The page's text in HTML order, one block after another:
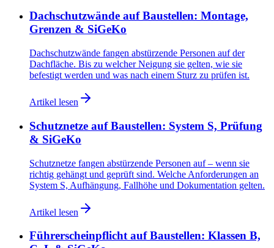
Dachschutzwände auf Baustellen: Montage,
Grenzen & SiGeKo
Dachschutzwände fangen abstürzende Personen auf der
Dachfläche. Bis zu welcher Neigung sie gelten, wie sie
befestigt werden und was nach einem Sturz zu prüfen ist.
Artikel lesen
Schutznetze auf Baustellen: System S, Prüfung
& SiGeKo
Schutznetze fangen abstürzende Personen auf – wenn sie
richtig gehängt und geprüft sind. Welche Anforderungen an
System S, Aufhängung, Fallhöhe und Dokumentation gelten.
Artikel lesen
Führerscheinpflicht auf Baustellen: Klassen B,